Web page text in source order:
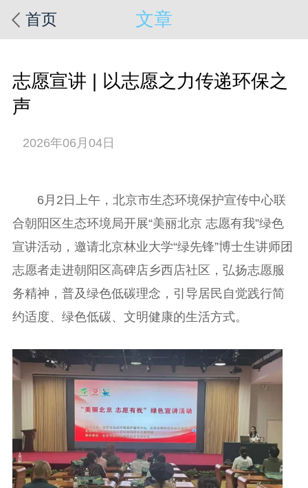
首页 文章
志愿宣讲 | 以志愿之力传递环保之
声
2026年06月04日
6月2日上午，北京市生态环境保护宣传中心联
合朝阳区生态环境局开展“美丽北京 志愿有我”绿色
宣讲活动，邀请北京林业大学“绿先锋”博士生讲师团
志愿者走进朝阳区高碑店乡西店社区，弘扬志愿服
务精神，普及绿色低碳理念，引导居民自觉践行简
约适度、绿色低碳、文明健康的生活方式。